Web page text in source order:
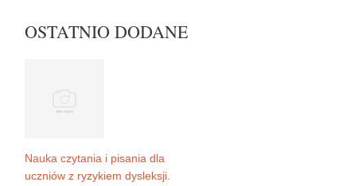
OSTATNIO DODANE
Nauka czytania i pisania dla
uczniów z ryzykiem dysleksji.